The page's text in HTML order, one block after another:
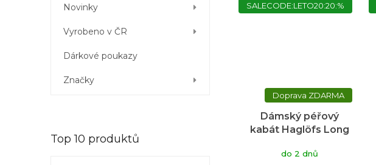
Novinky
Vyrobeno v ČR
Dárkové poukazy
Značky
Top 10 produktů
SALECODE:LETO20:20:%
ZDARMA
Dámský péřový
kabát Haglöfs Long
do 2 dnů